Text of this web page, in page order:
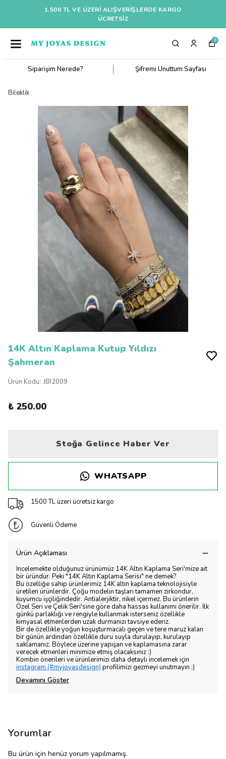
1.500 TL VE ÜZERI ALIŞVERIŞLERDE KARGO
ÜCRETSİZ
0
Siparişim Nerede? Şifremi Unuttum Sayfası
Bileklik
14K Altın Kaplama Kutup Yıldızı
Şahmeran
Ürün Kodu: JBI2009
₺ 250.00
Stoğa Gelince Haber Ver
WHATSAPP
1500 TL üzeri ücretsiz kargo
Güvenli Ödeme
Ürün Açıklaması
İncelemekte olduğunuz ürünümüz 14K Altın Kaplama Seri'mize ait
bir üründür. Peki "14K Altın Kaplama Serisi" ne demek?
Bu özelliğe sahip ürünlerimiz 14K altın kaplama teknolojisiyle
üretilen ürünlerdir. Çoğu modelin taşları tamamen zirkondur,
kuyumcu işçiliğindedir. Antialerjiktir, nikel içermez. Bu ürünlerin
Özel Seri ve Çelik Seri'sine göre daha hassas kullanımı önerilir. İlk
günkü parlaklığı ve rengiyle kullanmak isterseniz özellikle
kimyasal etmenlerden uzak durmanızı tavsiye ederiz.
Bir de özellikle yoğun koşuşturmacalı geçen ve tere maruz kalan
bir günün ardından özellikle duru suyla durulayıp, kurulayıp
saklamanız. Böylece üzerine yapışan ve kaplamasına zarar
verecek etmenleri minimize etmiş olacaksınız :)
Kombin önerileri ve ürünlerimizi daha detaylı incelemek için
instagram (#myjoyasdesign) profilimizi gezmeyi unutmayın :)
Devamını Göster
Yorumlar
Bu ürün için henüz yorum yapılmamış.